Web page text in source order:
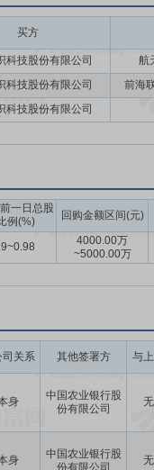
买方
科技股份有限公司
航
科技股份有限公司
前海
科技股份有限公司
一日总股
例(%)
回购金额区间(元)
4000.00万
~5000.00万
司关系 其他签署方 与
身
中国农业银行股
份有限公司
身
中国农业银行股
份有限公司